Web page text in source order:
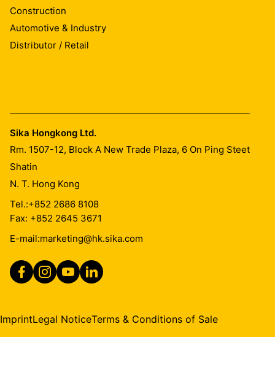
Construction
Automotive & Industry
Distributor / Retail
Sika Hongkong Ltd.
Rm. 1507-12, Block A New Trade Plaza, 6 On Ping Steet
Shatin
N. T. Hong Kong
Tel.:+852 2686 8108
Fax: +852 2645 3671
E-mail:marketing@hk.sika.com
ImprintLegal NoticeTerms & Conditions of Sale